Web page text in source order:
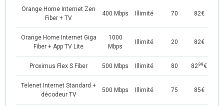
Orange Home Internet Zen
Fiber + TV
400 Mbps Illimité 70 82€
Orange Home Internet Giga
Fiber + App TV Lite
1000
Mbps
Illimité 20 82€
Proximus Flex S Fiber 500 Mbps Illimité 80 82,99€
Telenet Internet Standard +
décodeur TV
500 Mbps Illimité 75 85€